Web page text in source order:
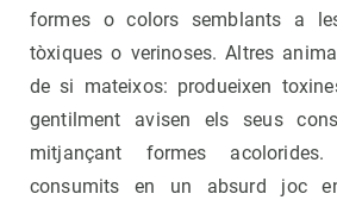
formes o colors semblants a
tòxiques o verinoses. Altres
de si mateixos: produeixen
gentilment avisen els seus
mitjançant formes
consumits en un absurd joc